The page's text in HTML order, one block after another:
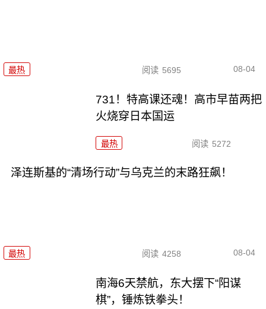
最热 阅读 5695 08-04
731！特高课还魂！高市早苗两把
火烧穿日本国运
最热 阅读 5272
泽连斯基的“清场行动”与乌克兰的末路狂飙！
最热 阅读 4258 08-04
南海6天禁航，东大摆下“阳谋
棋”，锤炼铁拳头！